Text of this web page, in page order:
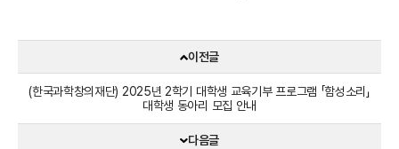
이전글
(한국과학창의재단) 2025년 2학기 대학생 교육기부 프로그램 「함성소리」
대학생 동아리 모집 안내
다음글